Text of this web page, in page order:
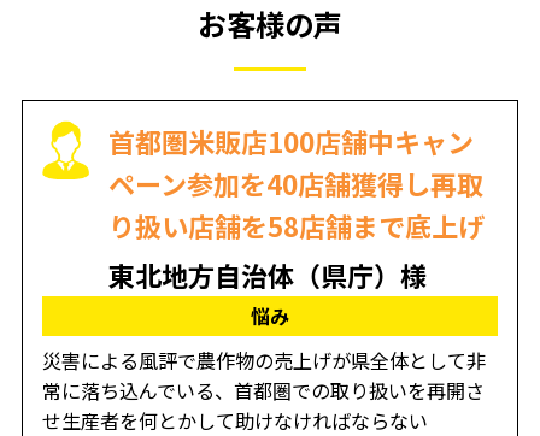
お客様の声
首都圏米販店100店舗中キャン
ペーン参加を40店舗獲得し再取
り扱い店舗を58店舗まで底上げ
東北地方自治体（県庁）様
悩み
災害による風評で農作物の売上げが県全体として非
常に落ち込んでいる、首都圏での取り扱いを再開さ
せ生産者を何とかして助けなければならない